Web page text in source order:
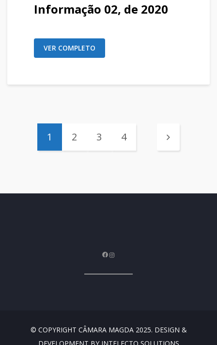
Informação 02, de 2020
VER COMPLETO
1 2 3 4
Facebook
© COPYRIGHT CÂMARA MAGDA 2025. DESIGN &